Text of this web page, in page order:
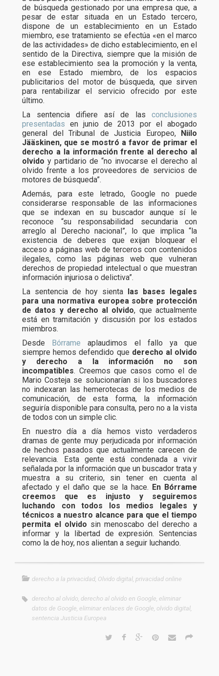
de búsqueda gestionado por una empresa que, a
pesar de estar situada en un Estado tercero,
dispone de un establecimiento en un Estado
miembro, ese tratamiento se efectúa «en el marco
de las actividades» de dicho establecimiento, en el
sentido de la Directiva, siempre que la misión de
ese establecimiento sea la promoción y la venta,
en ese Estado miembro, de los espacios
publicitarios del motor de búsqueda, que sirven
para rentabilizar el servicio ofrecido por este
último.
La sentencia difiere así de las conclusiones
presentadas en junio de 2013 por el abogado
general del Tribunal de Justicia Europeo, Niilo
Jääskinen, que se mostró a favor de primar el
derecho a la información frente al derecho al
olvido y partidario de “no invocarse el derecho al
olvido frente a los proveedores de servicios de
motores de búsqueda”.
Además, para este letrado, Google no puede
considerarse responsable de las informaciones
que se indexan en su buscador aunque sí le
reconoce “su responsabilidad secundaria con
arreglo al Derecho nacional”, lo que implica “la
existencia de deberes que exijan bloquear el
acceso a páginas web de terceros con contenidos
ilegales, como las páginas web que vulneran
derechos de propiedad intelectual o que muestran
información injuriosa o delictiva”.
La sentencia de hoy sienta las bases legales
para una normativa europea sobre protección
de datos y derecho al olvido, que actualmente
está en tramitación y discusión por los estados
miembros.
Desde Bórrame aplaudimos el fallo ya que
siempre hemos defendido que derecho al olvido
y derecho a la información no son
incompatibles. Creemos que casos como el de
Mario Costeja se solucionarían si los buscadores
no indexaran las hemerotecas de los medios de
comunicación, de esta forma, la información
seguiría disponible para consulta, pero no a la vista
de todos con un simple clic.
En nuestro día a día hemos visto verdaderos
dramas de gente muy perjudicada por información
de hechos pasados que actualmente carecen de
relevancia. Esta gente está condenada a vivir
señalada por la información que un buscador trata y
muestra a su criterio, sin tener en cuenta al
afectado y el daño que se la hace. En Bórrame
creemos que es injusto y seguiremos
luchando con todos los medios legales y
técnicos a nuestro alcance para que el tiempo
permita el olvido sin menoscabo del derecho a
informar y la libertad de expresión. Sentencias
como la de hoy, nos alientan a seguir luchando.
derecho a la privacidad Olvido digital privacidad online
derecho al olvido derecho al olvido en Google eliminar
datos de Google eliminar enlaces de Google olvido digital
sentencia Justicia Europea